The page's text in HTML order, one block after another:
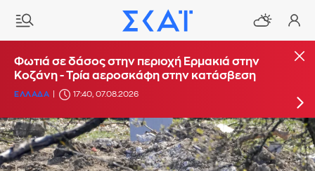
Φωτιά στο Στεφάνι Κορίνθου - Μήνυμα από το
112 για ετοιμότητα
ΕΛΛΑΔΑ 16:29, 07.08.2026
Φωτιά σε δάσος στην περιοχή Ερμακιά στην
Κοζάνη - Τρία αεροσκάφη στην κατάσβεση
ΕΛΛΑΔΑ 17:40, 07.08.2026